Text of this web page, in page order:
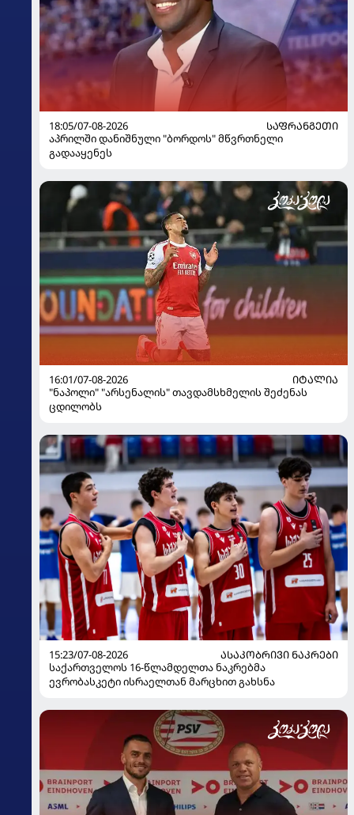
18:05/07-08-2026
ᲡᲐᲤᲠᲐᲜᲒᲔᲗᲘ
აპრილში დანიშნული "ბორდოს" მწვრთნელი
გადააყენეს
16:01/07-08-2026
ᲘᲢᲐᲚᲘᲐ
"ნაპოლი" "არსენალის" თავდამსხმელის შეძენას
ცდილობს
15:23/07-08-2026
ᲐᲡᲐᲙᲝᲑᲠᲘᲕᲘ ᲜᲐᲙᲠᲔᲑᲘ
საქართველოს 16-წლამდელთა ნაკრებმა
ევრობასკეტი ისრაელთან მარცხით გახსნა